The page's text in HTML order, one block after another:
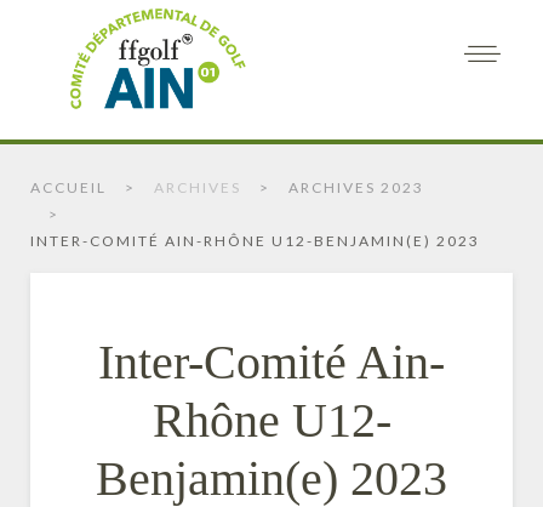
ACCUEIL ARCHIVES ARCHIVES 2023
INTER-COMITÉ AIN-RHÔNE U12-BENJAMIN(E) 2023
Inter-Comité Ain-
Rhône U12-
Benjamin(e) 2023